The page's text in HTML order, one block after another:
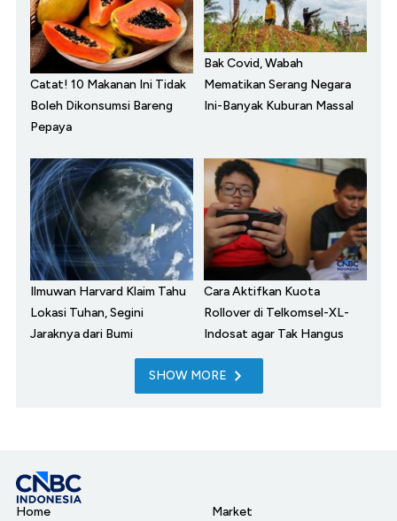
Catat! 10 Makanan Ini Tidak
Boleh Dikonsumsi Bareng
Pepaya
Bak Covid, Wabah
Mematikan Serang Negara
Ini-Banyak Kuburan Massal
Ilmuwan Harvard Klaim Tahu
Lokasi Tuhan, Segini
Jaraknya dari Bumi
Cara Aktifkan Kuota
Rollover di Telkomsel-XL-
Indosat agar Tak Hangus
SHOW MORE
Home
Market